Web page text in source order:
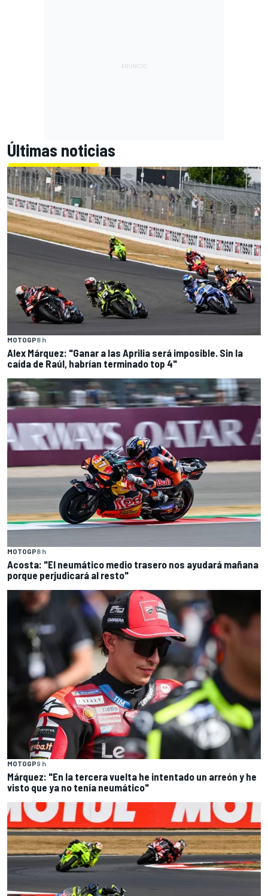
Últimas noticias
MOTOGP8 h
Alex Márquez: "Ganar a las Aprilia será imposible. Sin la
caída de Raúl, habrían terminado top 4"
MOTOGP8 h
Acosta: "El neumático medio trasero nos ayudará mañana
porque perjudicará al resto"
MOTOGP9 h
Márquez: "En la tercera vuelta he intentado un arreón y he
visto que ya no tenía neumático"